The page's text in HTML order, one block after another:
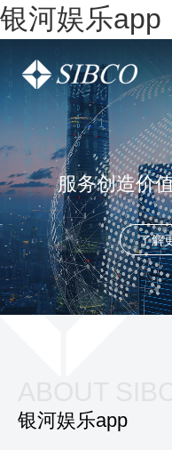
银河娱乐app
服务创造价
了解
银河娱乐app